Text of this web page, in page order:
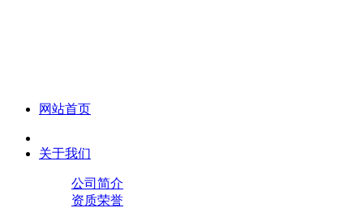
网站首页
关于我们
公司简介
资质荣誉